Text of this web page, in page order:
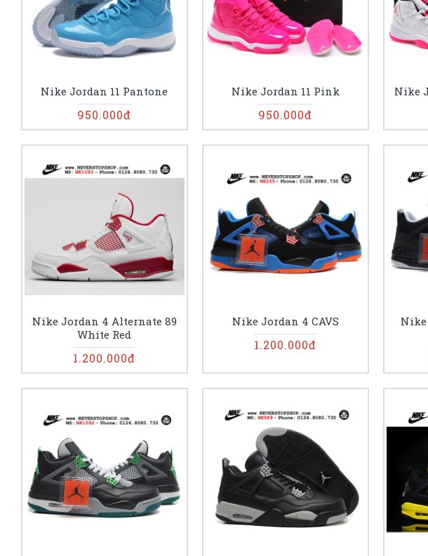
Nike Jordan 11 Pantone
950.000đ
Nike Jordan 11 Pink
950.000đ
Nike
Nike Jordan 4 Alternate 89
White Red
1.200.000đ
Nike Jordan 4 CAVS
1.200.000đ
Nike